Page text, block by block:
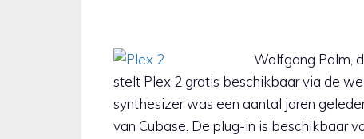
Wolfgang Palm,
stelt Plex 2 gratis beschikbaar via de
synthesizer was een aantal jaren
van Cubase. De plug-in is beschikbaar